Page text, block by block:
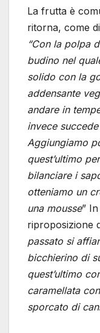
La frutta è
ritorna, come
“Con la polpa
budino nel
solido con la
addensante
andare in
invece
Aggiungiamo
quest’ultimo
bilanciare i
otteniamo un
una mousse”
riproposizione
passato si
bicchierino di
quest’ultimo
caramellata
sporcato di